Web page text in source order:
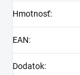
Hmotnosť:
EAN:
Dodatok: